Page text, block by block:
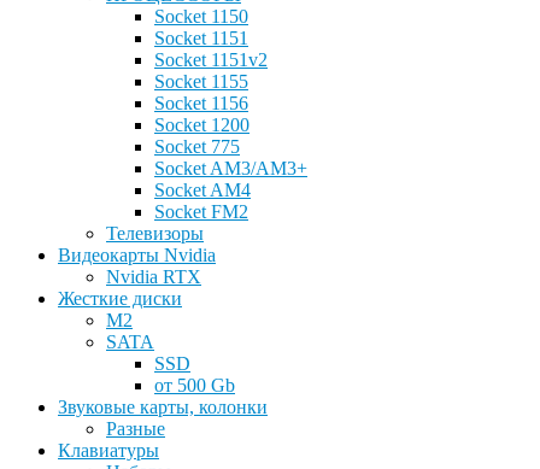
Socket 1150
Socket 1151
Socket 1151v2
Socket 1155
Socket 1156
Socket 1200
Socket 775
Socket AM3/AM3+
Socket AM4
Socket FM2
Телевизоры
Видеокарты Nvidia
Nvidia RTX
Жесткие диски
M2
SATA
SSD
от 500 Gb
Звуковые карты, колонки
Разные
Клавиатуры